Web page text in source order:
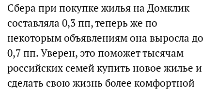
Сбера при покупке жилья на Домклик
составляла 0,3 пп, теперь же по
некоторым объявлениям она выросла до
0,7 пп. Уверен, это поможет тысячам
российских семей купить новое жилье и
сделать свою жизнь более комфортной